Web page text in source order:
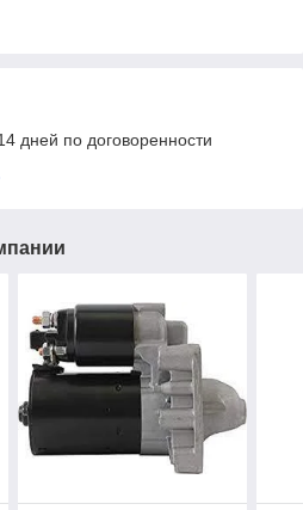
дней по договоренности